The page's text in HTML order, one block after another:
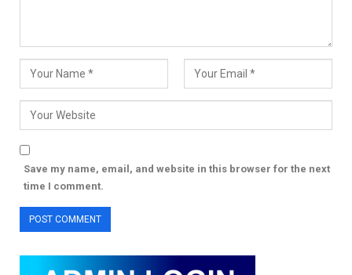
Save my name, email, and website in this browser for the next
time I comment.